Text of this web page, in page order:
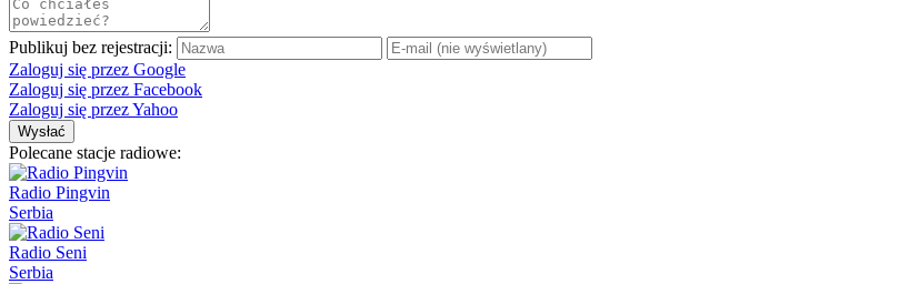
Publikuj bez rejestracji:
Zaloguj się przez Google
Zaloguj się przez Facebook
Zaloguj się przez Yahoo
Wysłać
Polecane stacje radiowe:
Radio Pingvin
Serbia
Radio Seni
Serbia